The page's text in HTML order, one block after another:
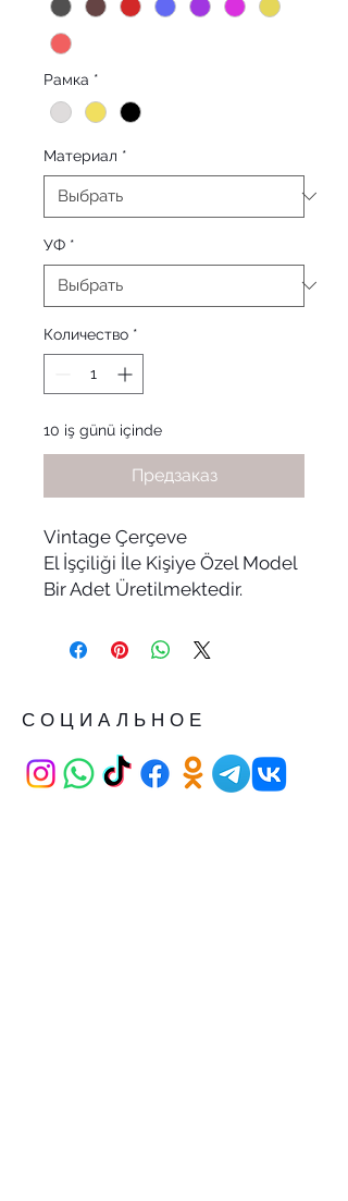
Рамка *
Материал *
УФ *
Количество *
10 iş günü içinde
Предзаказ
Vintage Çerçeve
El İşçiliği İle Kişiye Özel Model
Bir Adet Üretilmektedir.
СОЦИАЛЬНОЕ